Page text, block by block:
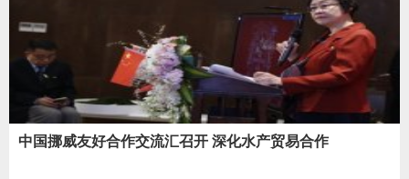
中国挪威友好合作交流汇召开 深化水产贸易合作